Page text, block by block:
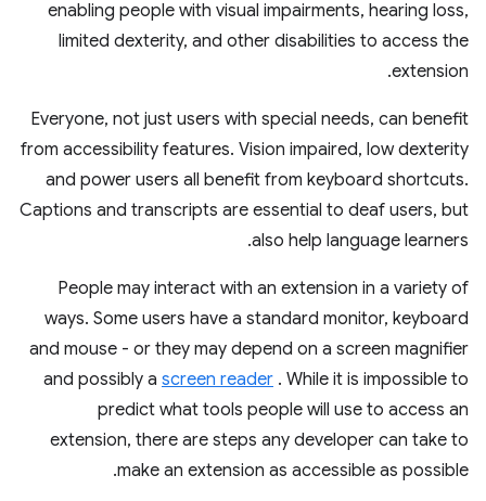
enabling people with visual impairments, hearing loss,
limited dexterity, and other disabilities to access the
extension.
Everyone, not just users with special needs, can benefit
from accessibility features. Vision impaired, low dexterity
and power users all benefit from keyboard shortcuts.
Captions and transcripts are essential to deaf users, but
also help language learners.
People may interact with an extension in a variety of
ways. Some users have a standard monitor, keyboard
and mouse - or they may depend on a screen magnifier
and possibly a screen reader . While it is impossible to
predict what tools people will use to access an
extension, there are steps any developer can take to
make an extension as accessible as possible.